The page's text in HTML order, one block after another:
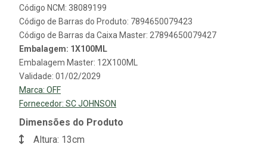
Código NCM: 38089199
Código de Barras do Produto: 7894650079423
Código de Barras da Caixa Master: 27894650079427
Embalagem: 1X100ML
Embalagem Master: 12X100ML
Validade: 01/02/2029
Marca: OFF
Fornecedor: SC JOHNSON
Dimensões do Produto
Altura: 13cm